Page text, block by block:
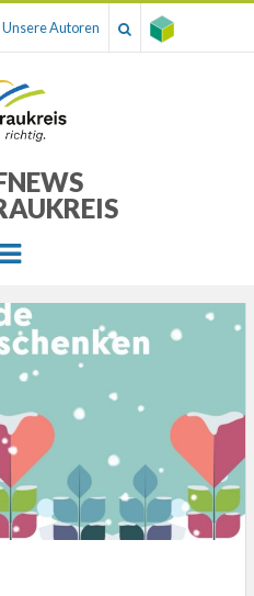
Unsere Autoren
Menu